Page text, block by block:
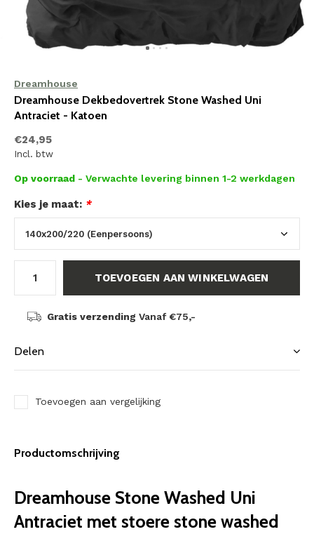
Dreamhouse
Dreamhouse Dekbedovertrek Stone Washed Uni
Antraciet - Katoen
€24,95
Incl. btw
Op voorraad - Verwachte levering binnen 1-2 werkdagen
Kies je maat: *
TOEVOEGEN AAN WINKELWAGEN
Gratis verzending Vanaf €75,-
Delen
Toevoegen aan vergelijking
Productomschrijving
Dreamhouse Stone Washed Uni
Antraciet met stoere stone washed